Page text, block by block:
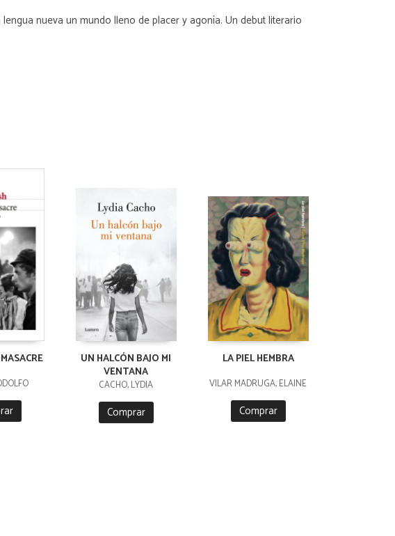
nueva un mundo lleno de placer y agonía. Un debut literario
UN HALCÓN BAJO MI
VENTANA
CACHO, LYDIA
Comprar
LA PIEL HEMBRA
VILAR MADRUGA, ELAINE
Comprar